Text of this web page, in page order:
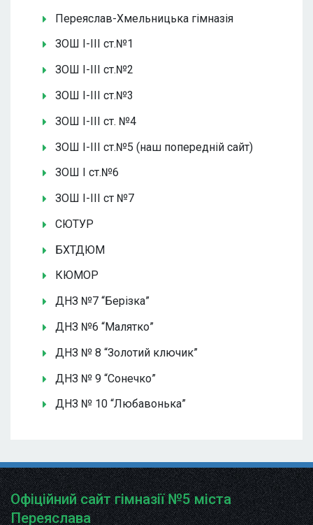
Переяслав-Хмельницька гімназія
ЗОШ І-ІІІ ст.№1
ЗОШ І-ІІІ ст.№2
ЗОШ І-ІІІ ст.№3
ЗОШ І-ІІІ ст. №4
ЗОШ І-ІІІ ст.№5 (наш попередній сайт)
ЗОШ І ст.№6
ЗОШ І-ІІІ ст №7
СЮТУР
БХТДЮМ
КЮМОР
ДНЗ №7 “Берізка”
ДНЗ №6 “Малятко”
ДНЗ № 8 “Золотий ключик”
ДНЗ № 9 “Сонечко”
ДНЗ № 10 “Любавонька”
Офіційний сайт гімназії №5 міста
Переяслава